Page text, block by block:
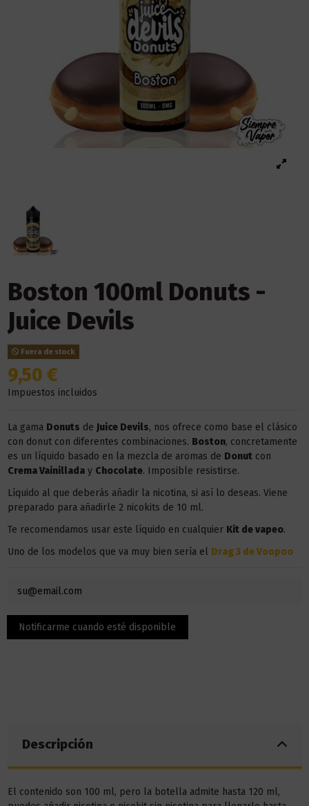
Boston 100ml Donuts -
Juice Devils
Fuera de stock
9,50 €
Impuestos incluidos
La gama Donuts de Juice Devils, nos ofrece como base el clásico
con donut con diferentes combinaciones. Boston, concretamente
es un líquido basado en la mezcla de aromas de Donutcon
Crema Vainilladay Chocolate. Imposible resistirse.
Líquido al que deberás añadir la nicotina, si así lo deseas. Viene
preparado para añadirle 2 nicokits de 10 ml.
Te recomendamos usar este líquido en cualquier Kit de vapeo.
Uno de los modelos que va muy bien sería el Drag 3 de Voopoo
Descripción
El contenido son 100 ml, pero la botella admite hasta 120 ml,